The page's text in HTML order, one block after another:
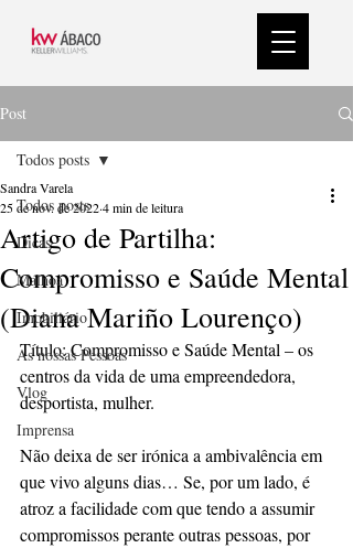
Post
Todos posts
Dicas
Malhoa
Imobiliário
As nossas Pessoas
Vlog
Imprensa
Todos posts
Artigo de Partilha:
Compromisso e Saúde Mental
(Diana Mariño Lourenço)
Sandra Varela
25 de nov. de 20224 min de leitura
Título: Compromisso e Saúde Mental – os
centros da vida de uma empreendedora,
desportista, mulher.
Não deixa de ser irónica a ambivalência em
que vivo alguns dias… Se, por um lado, é
atroz a facilidade com que tendo a assumir
compromissos perante outras pessoas, por